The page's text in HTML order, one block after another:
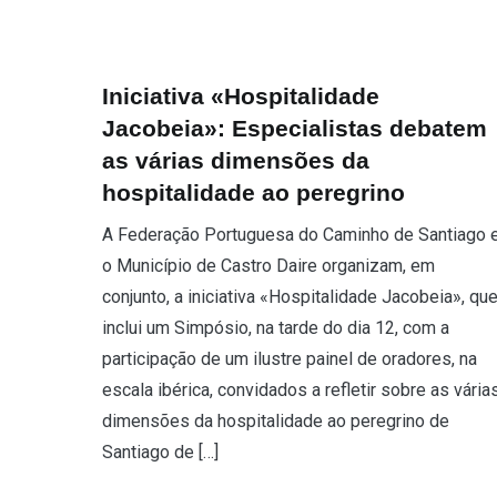
Iniciativa «Hospitalidade
Jacobeia»: Especialistas debatem
as várias dimensões da
hospitalidade ao peregrino
A Federação Portuguesa do Caminho de Santiago
o Município de Castro Daire organizam, em
conjunto, a iniciativa «Hospitalidade Jacobeia», que
inclui um Simpósio, na tarde do dia 12, com a
participação de um ilustre painel de oradores, na
escala ibérica, convidados a refletir sobre as
dimensões da hospitalidade ao peregrino de
Santiago de […]